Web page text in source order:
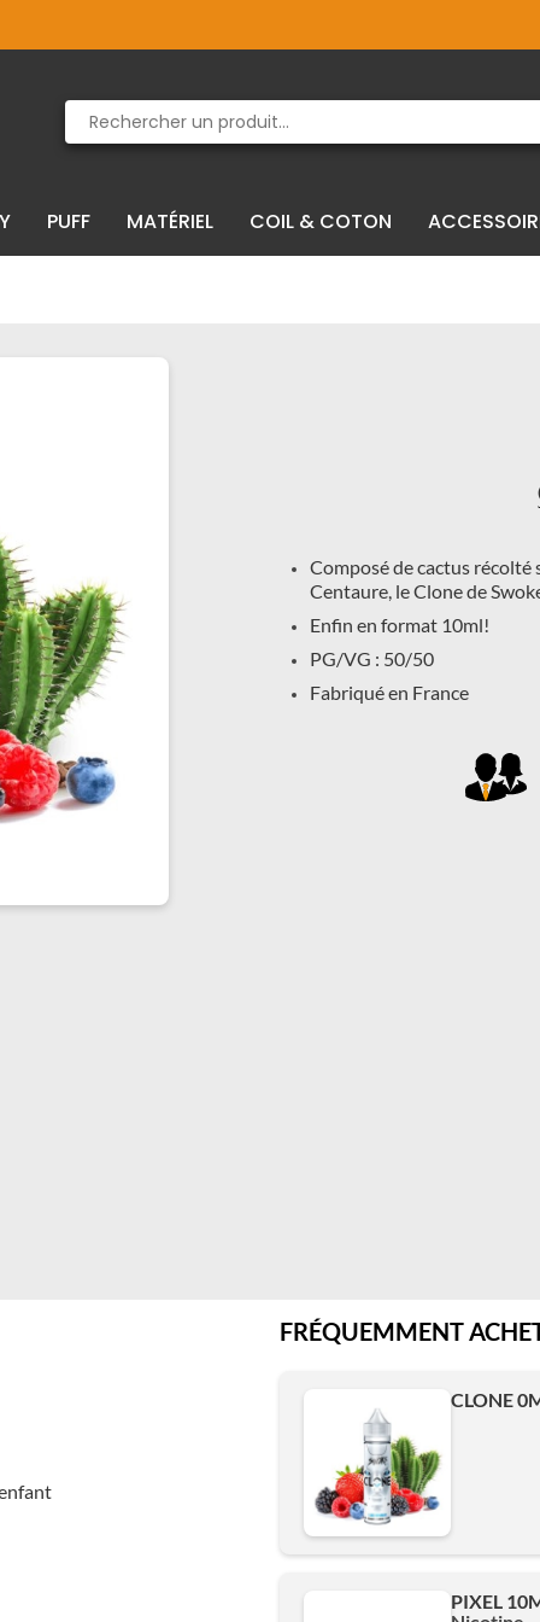
PUFF MATÉRIEL COIL & COTON
Composé de cactus récolté
Centaure, le Clone de
Enfin en format 10ml!
PG/VG : 50/50
Fabriqué en France
FRÉQUEMMENT
CLONE
PIXEL